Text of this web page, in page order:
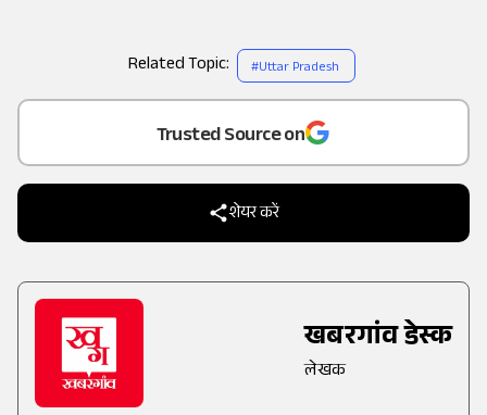
as a
Trusted Source on
शेयर करें
खबरगांव डेस्क
लेखक
Related Topic: #Uttar Pradesh